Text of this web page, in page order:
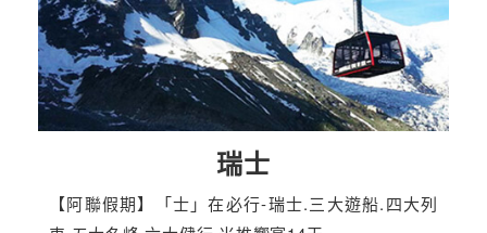
瑞士
【阿聯假期】「士」在必行-瑞士.三大遊船.四大列